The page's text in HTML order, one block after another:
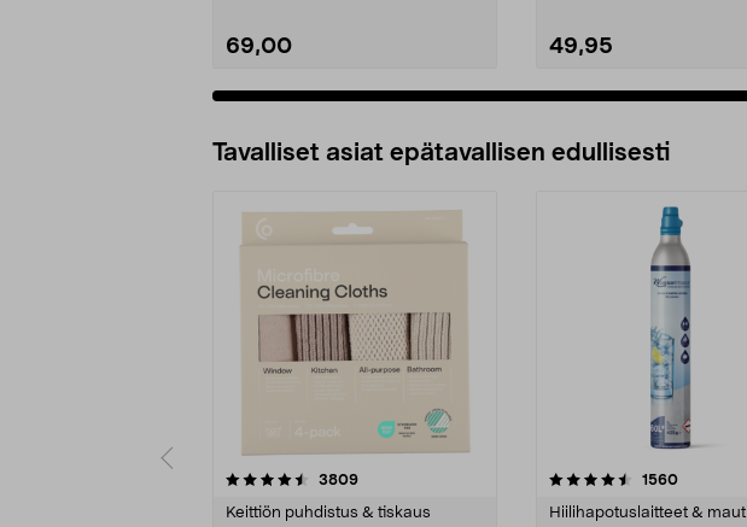
69,00 49,95
Tavalliset asiat epätavallisen edullisesti
3809arvostelut
Keittiön puhdistus & tiskaus
4.5viidestä
1560arvostelut
Hiilihapotuslaitteet & maut
4.5viidestä